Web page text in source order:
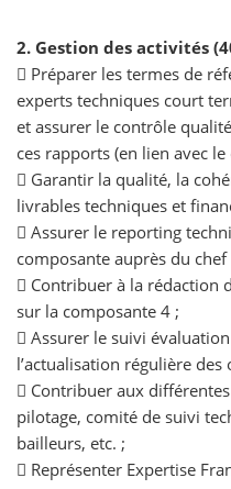
2. Gestion des activités
 Préparer les termes de
experts techniques court
et assurer le contrôle
ces rapports (en lien avec
 Garantir la qualité, la
livrables techniques et
 Assurer le reporting
composante auprès du
 Contribuer à la rédaction
sur la composante 4 ;
 Assurer le suivi
l’actualisation régulière
 Contribuer aux
pilotage, comité de suivi
bailleurs, etc. ;
 Représenter Expertise